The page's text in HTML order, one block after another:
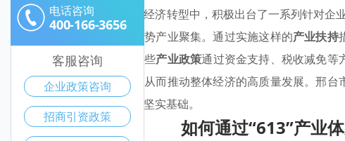
邢台市在推动经济转型中，积极出台了一系列针对企
引导和支持优势产业聚集。通过实施这样的产业扶持
力。同时，这些产业政策通过资金支持、税收减免等
和产品升级，从而推动整体经济的高质量发展。邢
续发展奠定了坚实基础。
如何通过“613”产业
电话咨询
400-166-3656
客服咨询
企业政策咨询
招商引资政策